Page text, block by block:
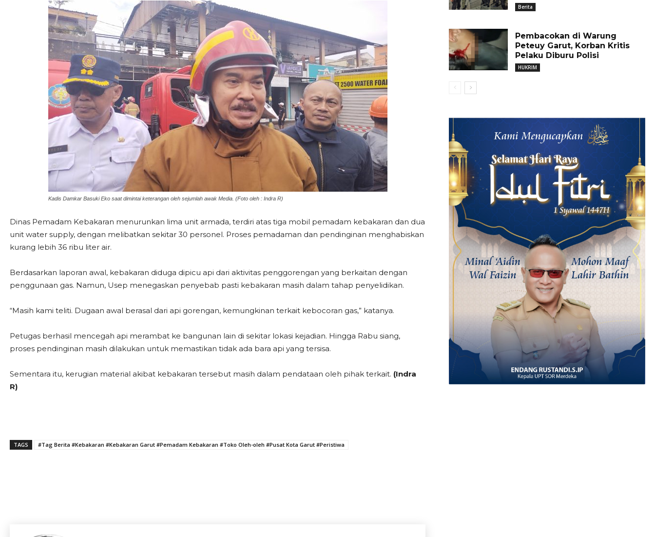
Kadis Damkar Basuki Eko saat dimintai keterangan oleh sejumlah awak Media. (Foto oleh : Indra R)
Dinas Pemadam Kebakaran menurunkan lima unit armada, terdiri atas tiga mobil pemadam kebakaran dan dua
unit water supply, dengan melibatkan sekitar 30 personel. Proses pemadaman dan pendinginan menghabiskan
kurang lebih 36 ribu liter air.
Berdasarkan laporan awal, kebakaran diduga dipicu api dari aktivitas penggorengan yang berkaitan dengan
penggunaan gas. Namun, Usep menegaskan penyebab pasti kebakaran masih dalam tahap penyelidikan.
“Masih kami teliti. Dugaan awal berasal dari api gorengan, kemungkinan terkait kebocoran gas,” katanya.
Petugas berhasil mencegah api merambat ke bangunan lain di sekitar lokasi kejadian. Hingga Rabu siang,
proses pendinginan masih dilakukan untuk memastikan tidak ada bara api yang tersisa.
Sementara itu, kerugian material akibat kebakaran tersebut masih dalam pendataan oleh pihak terkait. (Indra
R)
TAGS #Tag Berita #Kebakaran #Kebakaran Garut #Pemadam Kebakaran #Toko Oleh-oleh #Pusat Kota Garut #Peristiwa
Berita
Pembacokan di Warung
Peteuy Garut, Korban Kritis
Pelaku Diburu Polisi
HUKRIM